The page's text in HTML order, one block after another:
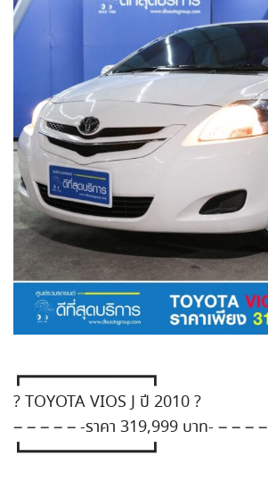
┏━━━━━━━━━━━━━┓
?TOYOTA VIOS J ปี 2010?
– – – – – -ราคา 319,999 บาท- – – – –
┗━━━━━━━━━━━━━┛